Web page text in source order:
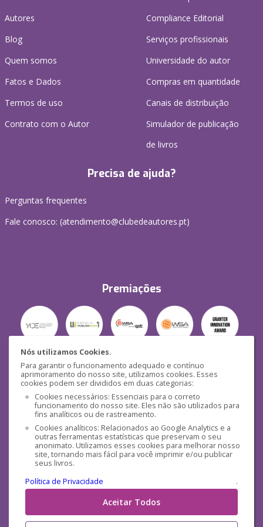
Nós utilizamos Cookies.
Para garantir o funcionamento adequado e contínuo
aprimoramento do nosso site, utilizamos cookies. Esses
cookies podem ser divididos em duas categorias:
Cookies necessários: Essenciais para o correto
funcionamento do nosso site. Eles não são utilizados para
fins analíticos ou de rastreamento.
Cookies analíticos: Relacionados ao Google Analytics e a
outras ferramentas estatísticas que preservam o seu
anonimato. Utilizamos esses cookies para melhorar nosso
site, tornando mais fácil para você imprimir e/ou publicar
seus livros.
Política de Privacidade
.
Aceitar Todos
Autores
Blog
Quem somos
Fatos e Dados
Termos de uso
Contrato com o Autor
Compliance Editorial
Serviços profissionais
Universidade do autor
Compras em quantidade
Canais de distribuição
Simulador de publicação
de livros
Precisa de ajuda?
Perguntas frequentes
Fale conosco: (atendimento@clubedeautores.pt)
Premiações
Segurança
Mídias Sociais